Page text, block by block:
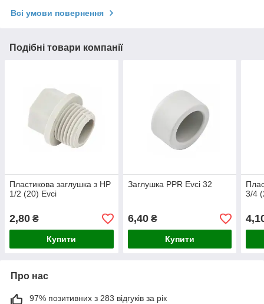
Всі умови повернення
Подібні товари компанії
Пластикова заглушка з НР
1/2 (20) Evci
2,80 ₴
Купити
Заглушка PPR Evci 32
6,40₴
Купити
3/4
Про нас
97% позитивних з 283 відгуків за рік